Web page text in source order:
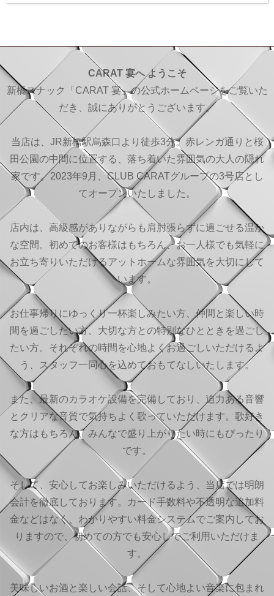
CARAT 宴へ ようこそ
新橋スナック「CARAT 宴」の公式ホームページをご覧いた
だき、誠にありがとうございます。
当店は、JR新橋駅烏森口より徒歩3分。赤レンガ通りと桜
田公園の中間に位置する、落ち着いた雰囲気の大人の隠れ
家です。2023年9月、CLUB CARATグループの3号店とし
てオープンいたしました。
店内は、高級感がありながらも肩肘張らずに過ごせる温か
な空間。初めてのお客様はもちろん、お一人様でも気軽に
お立ち寄りいただけるアットホームな雰囲気を大切にして
います。
お仕事帰りにゆっくり一杯楽しみたい方、仲間と楽しい時
間を過ごしたい方、大切な方との特別なひとときを過ごし
たい方。それぞれの時間を心地よくお過ごしいただけるよ
う、スタッフ一同心を込めておもてなしいたします。
また、最新のカラオケ設備を完備しており、迫力ある音響
とクリアな音質で気持ちよく歌っていただけます。歌好き
な方はもちろん、みんなで盛り上がりたい時にもぴったり
です。
そして、安心してお楽しみいただけるよう、当店では明朗
会計を徹底しております。カード手数料や不透明な追加料
金などはなく、わかりやすい料金システムでご案内してお
りますので、初めての方でも安心してご利用いただけま
す。
美味しいお酒と楽しい会話、そして心地よい音楽に包まれ